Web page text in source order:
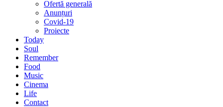
Ofertă generală
Anunțuri
Covid-19
Proiecte
Today
Soul
Remember
Food
Music
Cinema
Life
Contact